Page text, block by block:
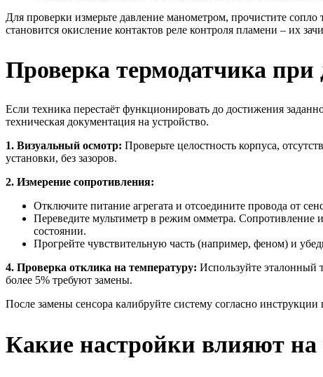
Для проверки измерьте давление манометром, прочистите
становится окисление контактов реле контроля пламени – их
Проверка термодатчика
Если техника перестаёт функционировать до достижения
техническая документация на устройство.
1. Визуальный осмотр: Проверьте целостность корпуса,
установки, без зазоров.
2. Измерение сопротивления:
Отключите питание агрегата и отсоедините провода от
Переведите мультиметр в режим омметра. Сопротивление
состоянии.
Прогрейте чувствительную часть (например, феном) и
4. Проверка отклика на температуру: Используйте эталонный
более 5% требуют замены.
После замены сенсора калибруйте систему согласно
Какие настройки влияют на